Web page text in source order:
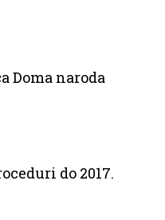
Doma naroda
do 2017.